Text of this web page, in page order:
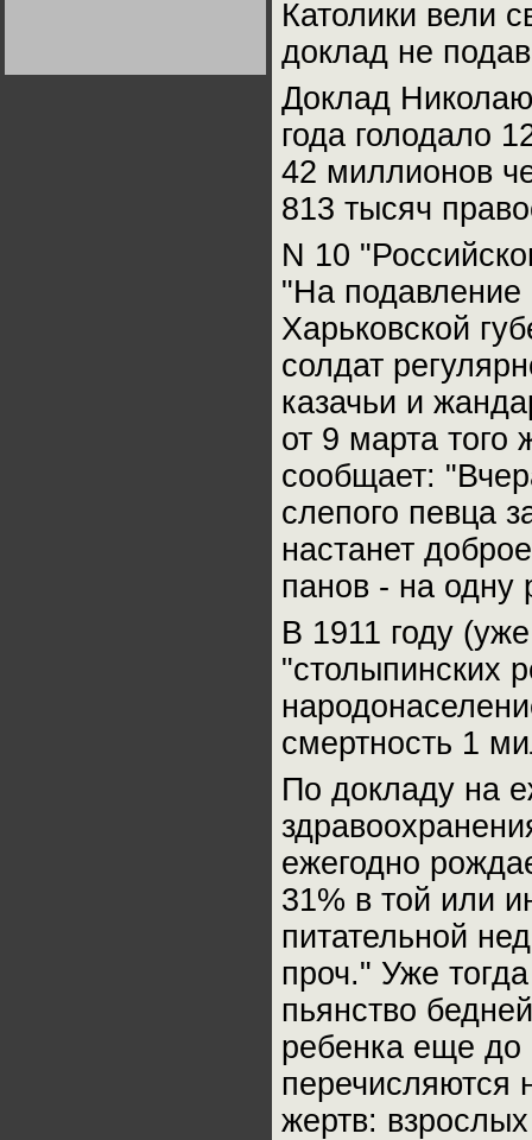
Католики вели
доклад не
Доклад
года голодало
42 миллионов
813 тысяч
N 10
"На подавление
Харьковской
солдат
казачьи и
от 9 марта того
сообщает:
слепого певца
настанет
панов - на одну
В 1911 году
"столыпинских
смертность 1
По докладу на
ежегодно
31% в той или
питательной
проч." Уже
пьянство
ребенка еще до
перечисляются
жертв: